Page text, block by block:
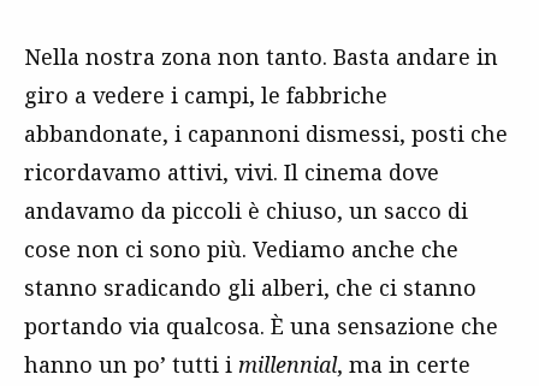
Nella nostra zona non tanto. Basta andare in
giro a vedere i campi, le fabbriche
abbandonate, i capannoni dismessi, posti che
ricordavamo attivi, vivi. Il cinema dove
andavamo da piccoli è chiuso, un sacco di
cose non ci sono più. Vediamo anche che
stanno sradicando gli alberi, che ci stanno
portando via qualcosa. È una sensazione che
hanno un po’ tutti i millennial, ma in certe